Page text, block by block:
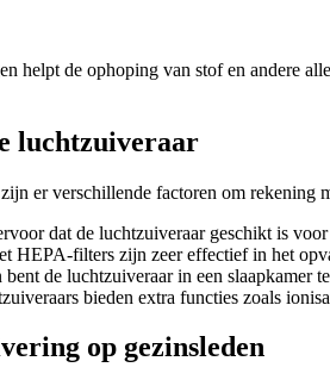
helpt de ophoping van stof en andere
luchtzuiveraar
er verschillende factoren om rekening
dat de luchtzuiveraar geschikt is
HEPA-filters zijn zeer effectief in het
de luchtzuiveraar in een slaapkamer
bieden extra functies zoals
op gezinsleden